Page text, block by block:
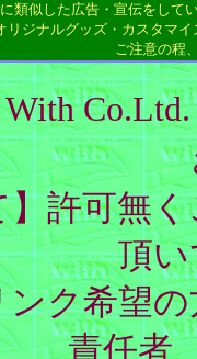
に類似した広告・宣伝をして
リジナルグッズ・カスタマ
ご注意の程
With
許可無
頂
ンク希望
責任